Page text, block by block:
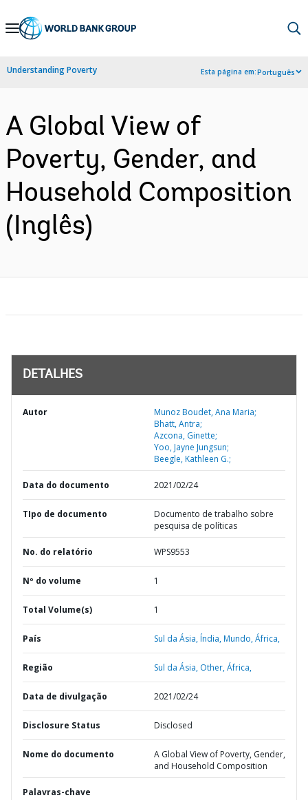
Skip
Navigation
Understanding Poverty Esta página em:Português
A Global View of
Poverty, Gender, and
Household Composition
(Inglês)
DETALHES
Autor
Munoz Boudet, Ana Maria;
Bhatt, Antra;
Azcona, Ginette;
Yoo, Jayne Jungsun;
Beegle, Kathleen G.;
Data do documento 2021/02/24
TIpo de documento
Documento de trabalho sobre
pesquisa de políticas
No. do relatório WPS9553
Nº do volume 1
Total Volume(s) 1
País Sul da Ásia,Índia,Mundo,África,
Região Sul da Ásia, Other,África,
Data de divulgação 2021/02/24
Disclosure Status Disclosed
Nome do documento
A Global View of Poverty, Gender,
and Household Composition
Palavras-chave